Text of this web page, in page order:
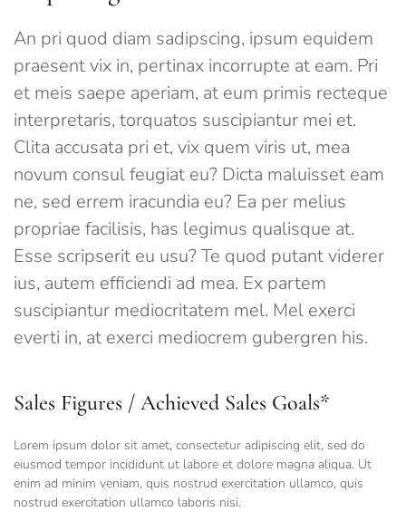
An pri quod diam sadipscing, ipsum equidem
praesent vix in, pertinax incorrupte at eam. Pri
et meis saepe aperiam, at eum primis recteque
interpretaris, torquatos suscipiantur mei et.
Clita accusata pri et, vix quem viris ut, mea
novum consul feugiat eu? Dicta maluisset eam
ne, sed errem iracundia eu? Ea per melius
propriae facilisis, has legimus qualisque at.
Esse scripserit eu usu? Te quod putant viderer
ius, autem efficiendi ad mea. Ex partem
suscipiantur mediocritatem mel. Mel exerci
everti in, at exerci mediocrem gubergren his.
Sales Figures / Achieved Sales Goals*
Lorem ipsum dolor sit amet, consectetur adipiscing elit, sed do
eiusmod tempor incididunt ut labore et dolore magna aliqua. Ut
enim ad minim veniam, quis nostrud exercitation ullamco, quis
nostrud exercitation ullamco laboris nisi.